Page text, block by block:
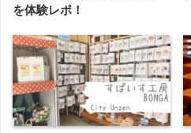
を体験レポ！